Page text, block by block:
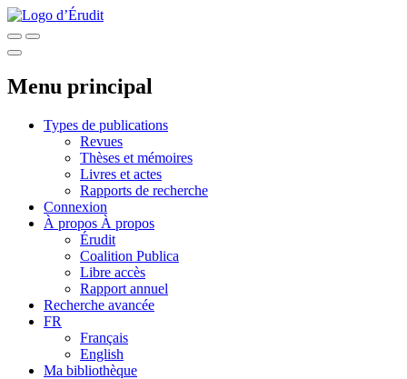
Menu principal
Types de publications
Revues
Thèses et mémoires
Livres et actes
Rapports de recherche
Connexion
À propos À propos
Érudit
Coalition Publica
Libre accès
Rapport annuel
Recherche avancée
FR
Français
English
Ma bibliothèque